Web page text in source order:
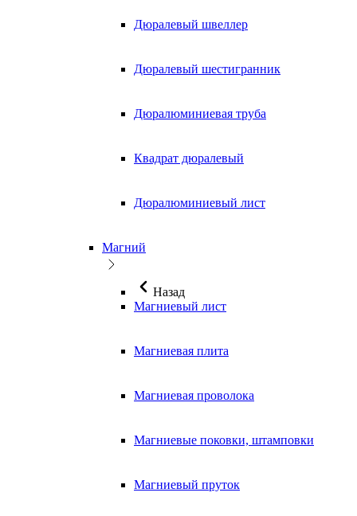
Дюралевый швеллер
Дюралевый шестигранник
Дюралюминиевая труба
Квадрат дюралевый
Дюралюминиевый лист
Магний
Назад
Магниевый лист
Магниевая плита
Магниевая проволока
Магниевые поковки, штамповки
Магниевый пруток